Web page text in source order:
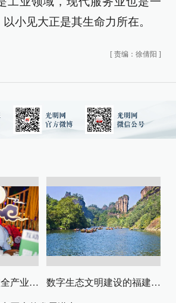
小见大正是其生命力所在。
[ 责编：徐倩阳 ]
从票根经济到文旅全产业链升级 数字生态文明建设的福建路径与启示